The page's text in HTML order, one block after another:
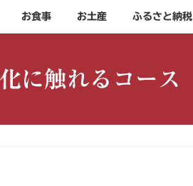
お食事 お土産 ふるさと納税
に触れるコース